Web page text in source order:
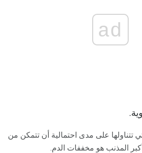
ad
تتناولها على مدى احتمالية أن تتمكن من
المذنب هو مخففات الدم.